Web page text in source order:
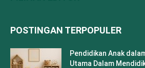
POSTINGAN TERPOPULER
Pendidikan Anak
Utama Dalam